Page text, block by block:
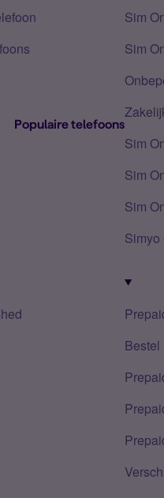
Populaire telefoons
Sim
Sim
Sim
Sim
Sim
Bestel